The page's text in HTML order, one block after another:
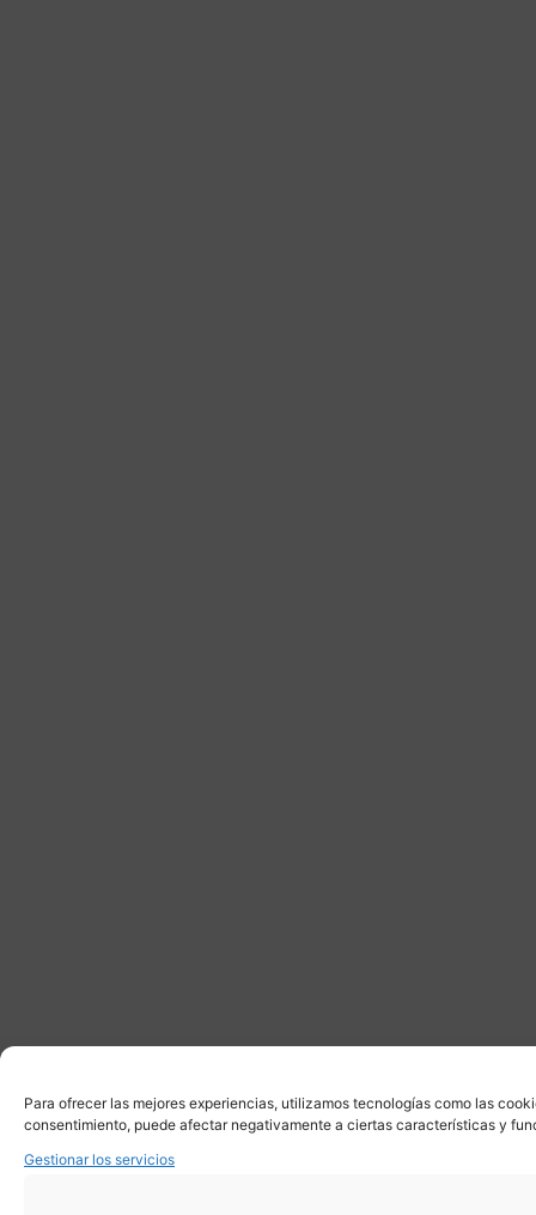
Para ofrecer las mejores experiencias, utilizamos tecnologías como las
consentimiento, puede afectar negativamente a ciertas características y
Gestionar los servicios